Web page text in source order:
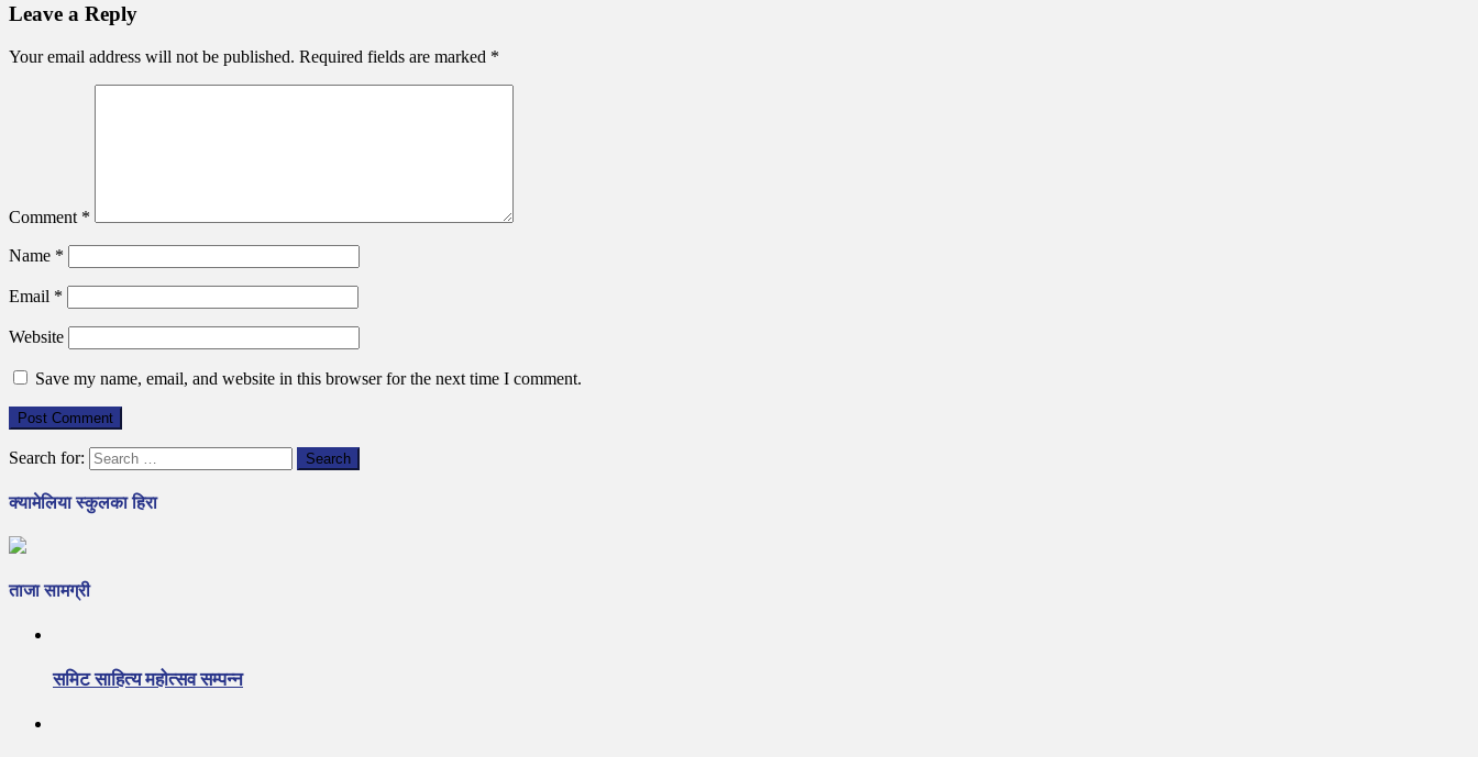
Leave a Reply
Your email address will not be published. Required fields are marked *
Comment *
Name *
Email *
Website
Save my name, email, and website in this browser for the next time I comment.
Search for:
क्यामेलिया स्कुलका हिरा
ताजा सामग्री
समिट साहित्य महोत्सव सम्पन्न